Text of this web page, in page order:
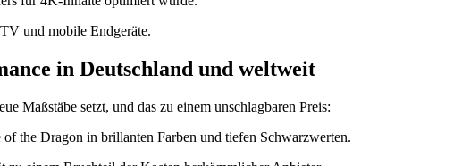
und mobile Endgeräte.
in Deutschland und weltweit
Maßstäbe setzt, und das zu einem unschlagbaren Preis:
the Dragon in brillanten Farben und tiefen Schwarzwerten.